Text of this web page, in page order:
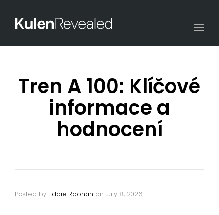
Tren A 100: Klíčové
informace a
hodnocení
Posted by Eddie Roohan on July 8, 2026